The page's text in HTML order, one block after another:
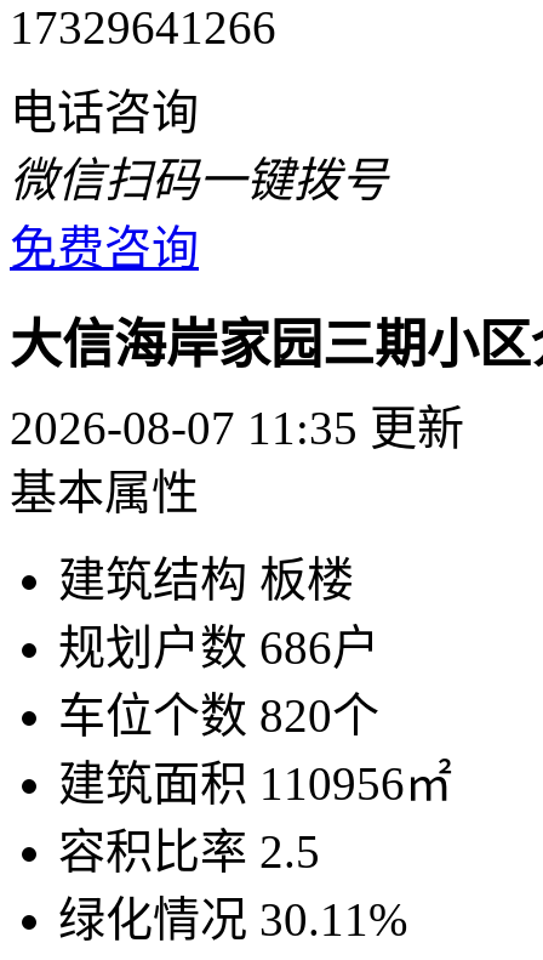
17329641266
电话咨询
微信扫码一键拨号
免费咨询
大信海岸家园三期小
2026-08-07 11:35 更新
基本属性
建筑结构 板楼
规划户数 686户
车位个数 820个
建筑面积 110956㎡
容积比率 2.5
绿化情况 30.11%